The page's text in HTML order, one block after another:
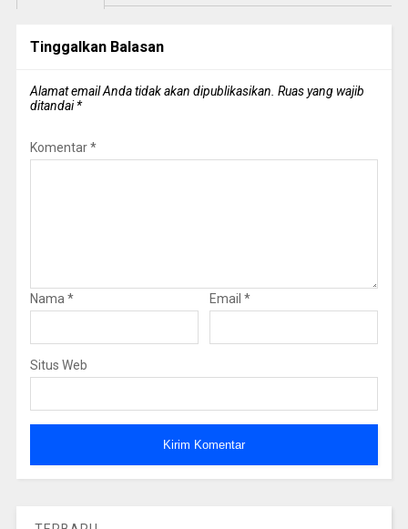
Tinggalkan Balasan
Alamat email Anda tidak akan dipublikasikan. Ruas yang wajib
ditandai*
Komentar*
Nama * Email *
Situs Web